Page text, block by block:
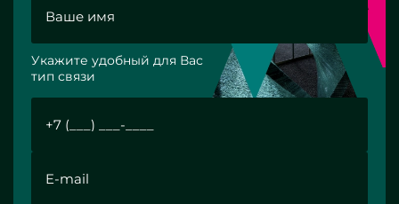
Укажите удобный для Вас
тип связи